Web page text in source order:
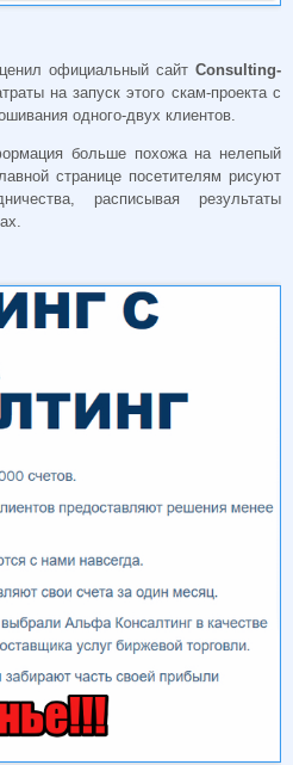
официальный сайт Consulting-
на запуск этого скам-проекта с
одного-двух клиентов.
больше похожа на нелепый
странице посетителям рисуют
расписывая результаты